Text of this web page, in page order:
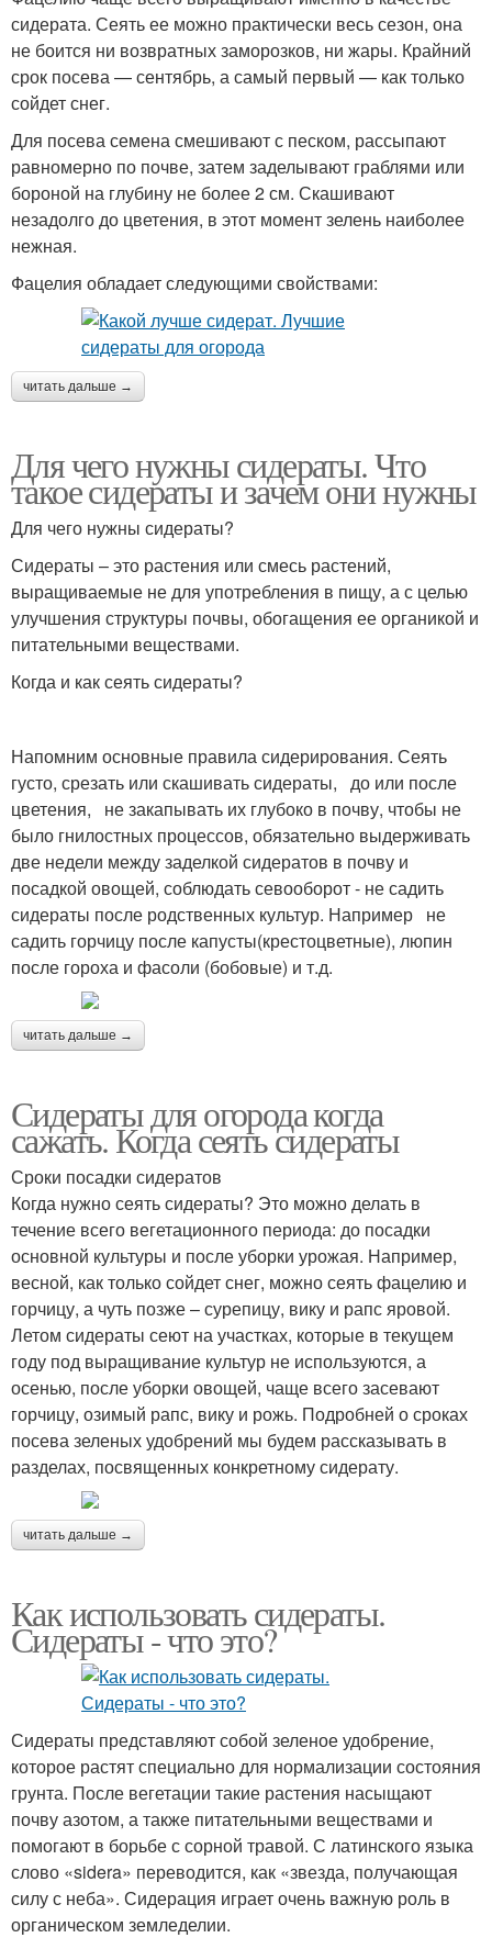
сидерата. Сеять ее можно практически весь сезон, она
не боится ни возвратных заморозков, ни жары. Крайний
срок посева — сентябрь, а самый первый — как только
сойдет снег.
Для посева семена смешивают с песком, рассыпают
равномерно по почве, затем заделывают граблями или
бороной на глубину не более 2 см. Скашивают
незадолго до цветения, в этот момент зелень наиболее
нежная.
Фацелия обладает следующими свойствами:
читать дальше →
Для чего нужны сидераты. Что
такое сидераты и зачем они нужны
Для чего нужны сидераты?
Сидераты – это растения или смесь растений,
выращиваемые не для употребления в пищу, а с целью
улучшения структуры почвы, обогащения ее органикой и
питательными веществами.
Когда и как сеять сидераты?
Напомним основные правила сидерирования. Сеять
густо, срезать или скашивать сидераты, до или после
цветения, не закапывать их глубоко в почву, чтобы не
было гнилостных процессов, обязательно выдерживать
две недели между заделкой сидератов в почву и
посадкой овощей, соблюдать севооборот - не садить
сидераты после родственных культур. Например не
садить горчицу после капусты(крестоцветные), люпин
после гороха и фасоли (бобовые) и т.д.
читать дальше →
Сидераты для огорода когда
сажать. Когда сеять сидераты
Сроки посадки сидератов
Когда нужно сеять сидераты? Это можно делать в
течение всего вегетационного периода: до посадки
основной культуры и после уборки урожая. Например,
весной, как только сойдет снег, можно сеять фацелию и
горчицу, а чуть позже – сурепицу, вику и рапс яровой.
Летом сидераты сеют на участках, которые в текущем
году под выращивание культур не используются, а
осенью, после уборки овощей, чаще всего засевают
горчицу, озимый рапс, вику и рожь. Подробней о сроках
посева зеленых удобрений мы будем рассказывать в
разделах, посвященных конкретному сидерату.
читать дальше →
Как использовать сидераты.
Сидераты - что это?
Сидераты представляют собой зеленое удобрение,
которое растят специально для нормализации состояния
грунта. После вегетации такие растения насыщают
почву азотом, а также питательными веществами и
помогают в борьбе с сорной травой. С латинского языка
слово «sidera» переводится, как «звезда, получающая
силу с неба». Сидерация играет очень важную роль в
органическом земледелии.